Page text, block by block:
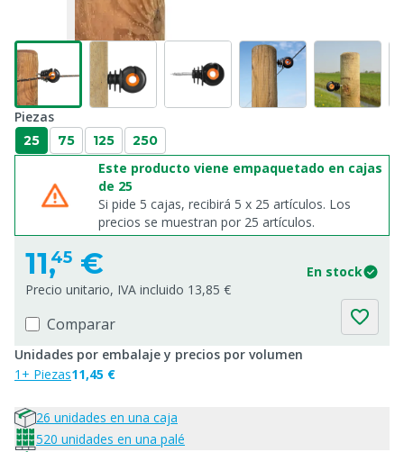
Piezas
25 75 125 250
Este producto viene empaquetado en cajas
de 25
Si pide 5 cajas, recibirá 5 x 25 artículos. Los
precios se muestran por 25 artículos.
11,45 €
En stock
Precio unitario, IVA incluido 13,85 €
Comparar
Unidades por embalaje y precios por volumen
1+ Piezas11,45 €
26 unidades en una caja
520 unidades en una palé